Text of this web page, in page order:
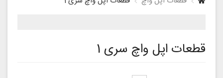
قطعات اپل واچ سری 1